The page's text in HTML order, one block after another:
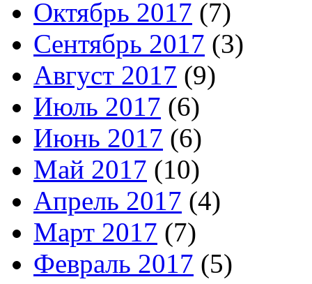
Октябрь 2017 (7)
Сентябрь 2017 (3)
Август 2017 (9)
Июль 2017 (6)
Июнь 2017 (6)
Май 2017 (10)
Апрель 2017 (4)
Март 2017 (7)
Февраль 2017 (5)